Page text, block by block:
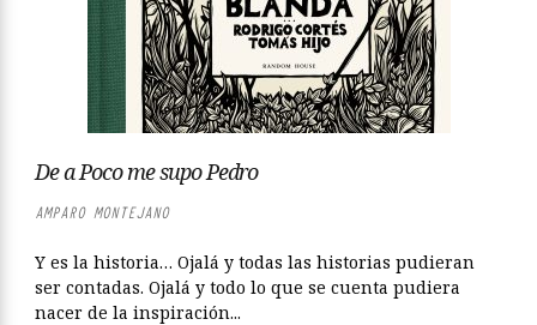
De a Poco me supo Pedro
AMPARO MONTEJANO
Y es la historia… Ojalá y todas las historias pudieran
ser contadas. Ojalá y todo lo que se cuenta pudiera
nacer de la inspiración...